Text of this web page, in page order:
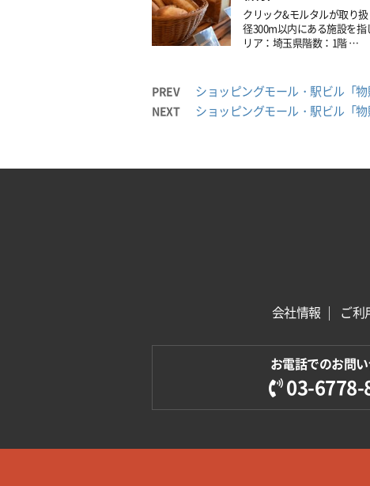
クリック&モルタルが取り
径300m以内にある施設
リア：埼玉県階数：1階 …
PREV ショッピングモール・駅ビル「
NEXT ショッピングモール・駅ビル「
会社情報 ご利
お電話でのお問
03-6778-